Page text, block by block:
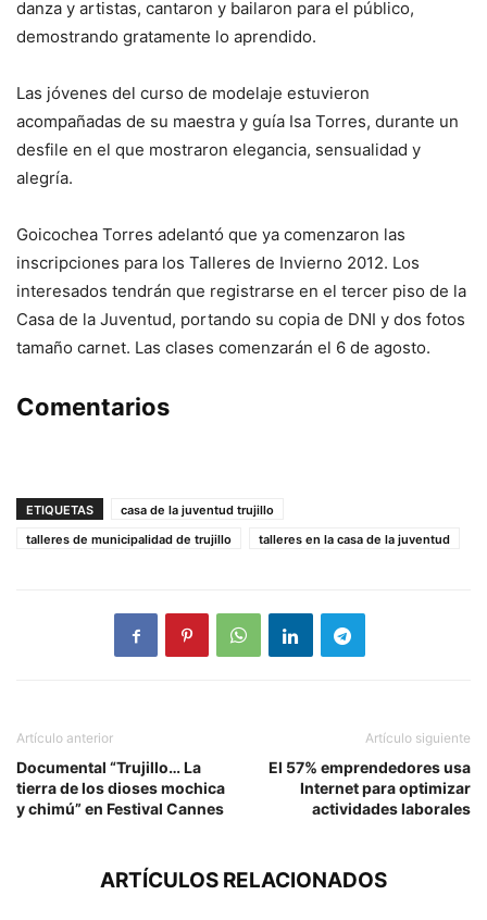
danza y artistas, cantaron y bailaron para el público,
demostrando gratamente lo aprendido.
Las jóvenes del curso de modelaje estuvieron
acompañadas de su maestra y guía Isa Torres, durante un
desfile en el que mostraron elegancia, sensualidad y
alegría.
Goicochea Torres adelantó que ya comenzaron las
inscripciones para los Talleres de Invierno 2012. Los
interesados tendrán que registrarse en el tercer piso de la
Casa de la Juventud, portando su copia de DNI y dos fotos
tamaño carnet. Las clases comenzarán el 6 de agosto.
Comentarios
ETIQUETAS
casa de la juventud trujillo
talleres de municipalidad de trujillo
talleres en la casa de la juventud
Artículo anterior
Documental “Trujillo… La
tierra de los dioses mochica
y chimú” en Festival Cannes
Artículo siguiente
El 57% emprendedores usa
Internet para optimizar
actividades laborales
ARTÍCULOS RELACIONADOS